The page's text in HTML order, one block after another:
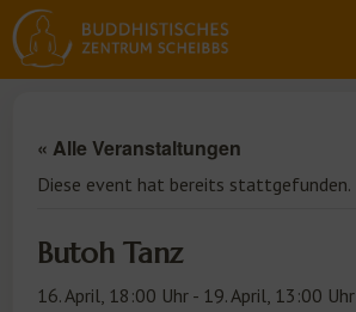
« Alle Veranstaltungen
Diese event hat bereits stattgefunden.
Butoh Tanz
16. April, 18:00 Uhr - 19. April, 13:00 Uhr